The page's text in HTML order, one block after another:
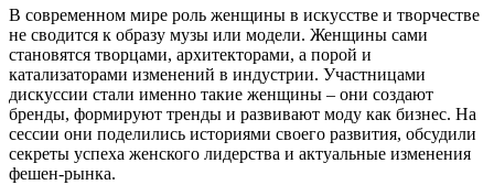
В современном мире роль женщины в искусстве и творчестве
не сводится к образу музы или модели. Женщины сами
становятся творцами, архитекторами, а порой и
катализаторами изменений в индустрии. Участницами
дискуссии стали именно такие женщины – они создают
бренды, формируют тренды и развивают моду как бизнес. На
сессии они поделились историями своего развития, обсудили
секреты успеха женского лидерства и актуальные изменения
фешен-рынка.